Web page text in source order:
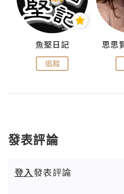
魚堅日記
追蹤
發表評論
登入發表評論